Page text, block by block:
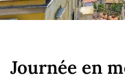
Journée en